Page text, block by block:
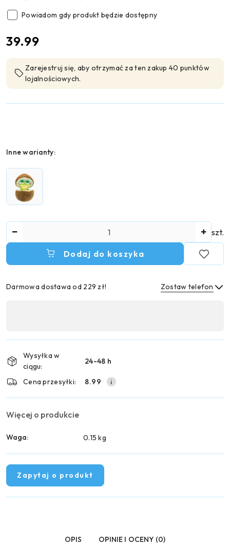
Powiadom gdy produkt będzie dostępny
cena:
39.99
Zarejestruj się, aby otrzymać za ten zakup 40 punktów
lojalnościowych.
Wariant
Inne warianty:
szt.
Dodaj do koszyka
Darmowa dostawa od 229 zł! Zostaw telefon
płatność
dostawa
Wysyłka w
ciągu:
24-48 h
Cena przesyłki: 8.99
Więcej o produkcie
Waga: 0.15 kg
Zapytaj o produkt
OPIS OPINIE I OCENY (0)